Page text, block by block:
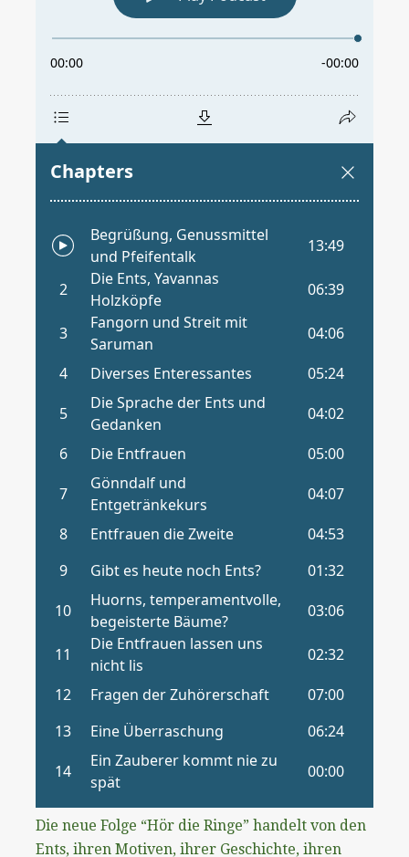
Die neue Folge “Hör die Ringe” handelt von den
Ents, ihren Motiven, ihrer Geschichte, ihren